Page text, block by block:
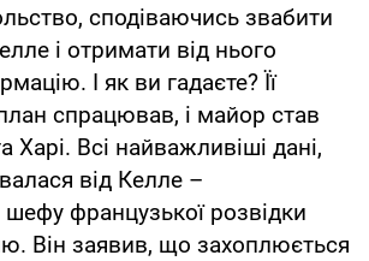
сподіваючись звабити
і отримати від нього
І як ви гадаєте? Її
спрацював, і майор став
Харі. Всі найважливіші дані,
від Келле –
французької розвідки
Він заявив, що захоплюється